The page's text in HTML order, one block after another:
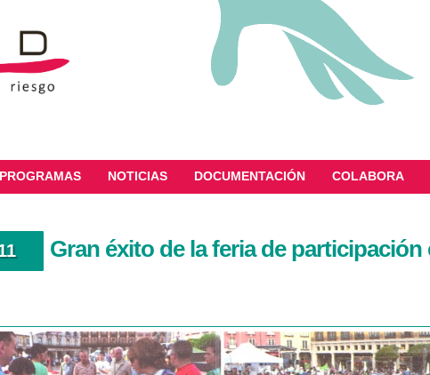
PROGRAMAS NOTICIAS DOCUMENTACIÓN COLABORA
Gran éxito de la feria de participación